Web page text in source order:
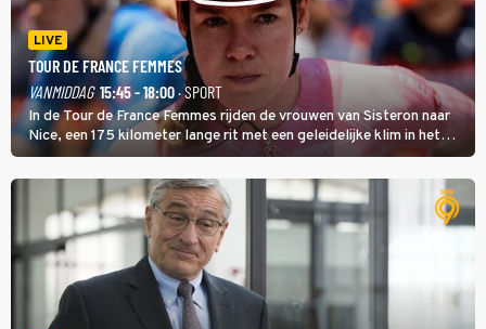
LIVE
TOUR DE FRANCE FEMMES
VANMIDDAG 15:45 - 18:00· SPORT
In de Tour de France Femmes rijden de vrouwen van Sisteron naar
Nice, een 175 kilometer lange rit met een geleidelijke klim in het
midden. Dat is mogelijk niet de zwaarste hindernis, dat is de
temperatuur. Het kan in Nice namelijk bloedheet worden.